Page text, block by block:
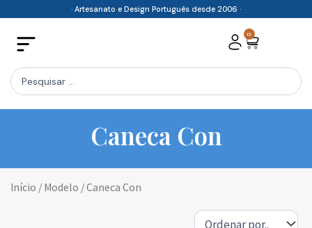
content
· Artesanato e Design Português desde 2006 ·
0
Cart
Search
...
Caneca Con
Início / Modelo / Caneca Con